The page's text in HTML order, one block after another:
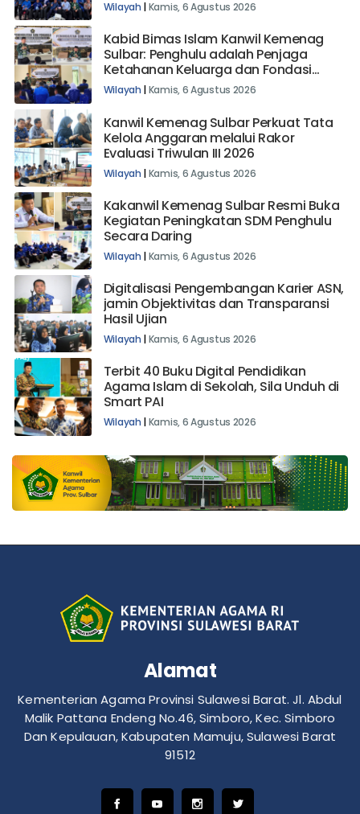
Wilayah |Kamis, 6 Agustus 2026
Kabid Bimas Islam Kanwil Kemenag
Sulbar: Penghulu adalah Penjaga
Ketahanan Keluarga dan Fondasi
Bangsa
Wilayah |Kamis, 6 Agustus 2026
Kanwil Kemenag Sulbar Perkuat Tata
Kelola Anggaran melalui Rakor
Evaluasi Triwulan III 2026
Wilayah |Kamis, 6 Agustus 2026
Kakanwil Kemenag Sulbar Resmi Buka
Kegiatan Peningkatan SDM Penghulu
Secara Daring
Wilayah |Kamis, 6 Agustus 2026
Digitalisasi Pengembangan Karier ASN,
jamin Objektivitas dan Transparansi
Hasil Ujian
Wilayah |Kamis, 6 Agustus 2026
Terbit 40 Buku Digital Pendidikan
Agama Islam di Sekolah, Sila Unduh di
Smart PAI
Wilayah |Kamis, 6 Agustus 2026
Alamat
Kementerian Agama Provinsi Sulawesi Barat. Jl. Abdul
Malik Pattana Endeng No.46, Simboro, Kec. Simboro
Dan Kepulauan, Kabupaten Mamuju, Sulawesi Barat
91512